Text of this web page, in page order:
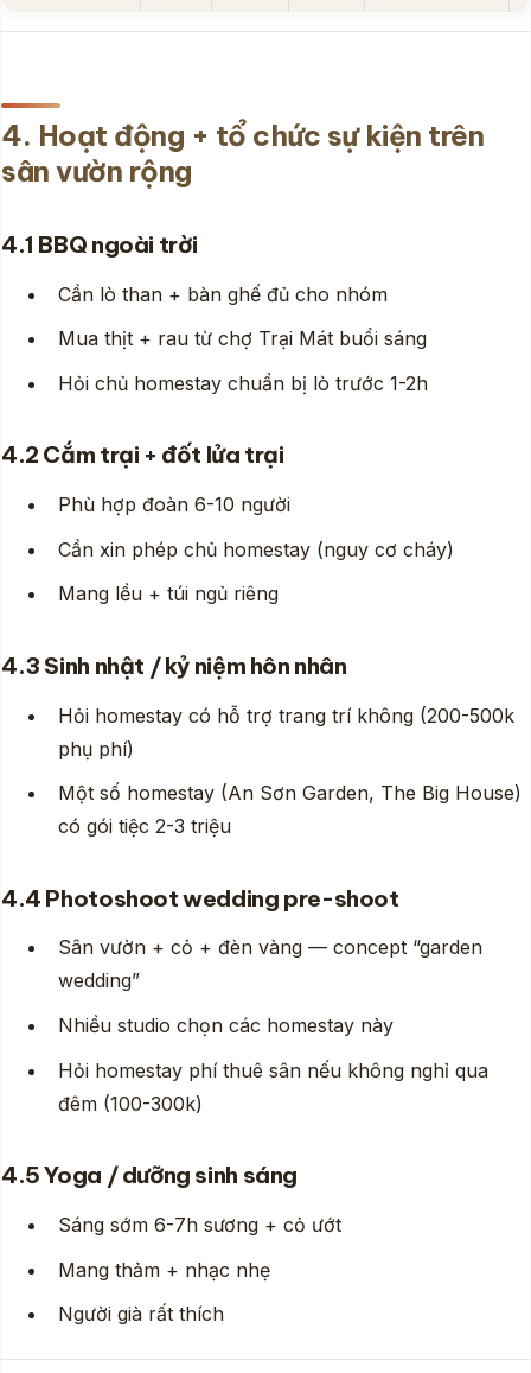
4. Hoạt động + tổ chức sự kiện trên
sân vườn rộng
4.1 BBQ ngoài trời
Cần lò than + bàn ghế đủ cho nhóm
Mua thịt + rau từ chợ Trại Mát buổi sáng
Hỏi chủ homestay chuẩn bị lò trước 1-2h
4.2 Cắm trại + đốt lửa trại
Phù hợp đoàn 6-10 người
Cần xin phép chủ homestay (nguy cơ cháy)
Mang lều + túi ngủ riêng
4.3 Sinh nhật / kỷ niệm hôn nhân
Hỏi homestay có hỗ trợ trang trí không (200-500k
phụ phí)
Một số homestay (An Sơn Garden, The Big House)
có gói tiệc 2-3 triệu
4.4 Photoshoot wedding pre-shoot
Sân vườn + cỏ + đèn vàng — concept “garden
wedding”
Nhiều studio chọn các homestay này
Hỏi homestay phí thuê sân nếu không nghỉ qua
đêm (100-300k)
4.5 Yoga / dưỡng sinh sáng
Sáng sớm 6-7h sương + cỏ ướt
Mang thảm + nhạc nhẹ
Người già rất thích